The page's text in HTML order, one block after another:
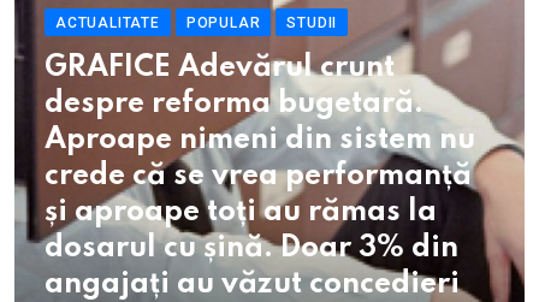
ACTUALITATE POPULAR STUDII
GRAFICE Adevărul crunt
despre reforma bugetară.
Aproape nimeni din sistem nu
crede că se vrea performanță
și aproape toți au rămas la
dosarul cu șină. Doar 3% din
angajați au văzut concedieri